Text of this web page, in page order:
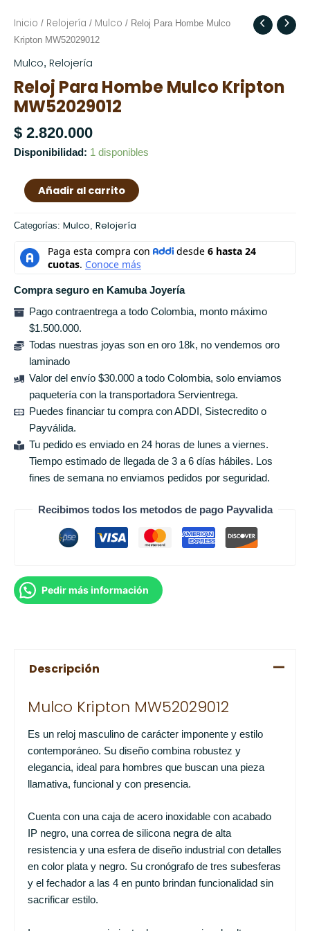
Inicio / Relojería / Mulco / Reloj Para Hombe Mulco
Kripton MW52029012
Mulco, Relojería
Reloj Para Hombe Mulco Kripton
MW52029012
$ 2.820.000
Disponibilidad: 1 disponibles
Reloj
Para
Hombe
Kripton
MW52029012
Añadir al carrito
Categorías: Mulco, Relojería
Compra seguro en Kamuba Joyería
Pago contraentrega a todo Colombia, monto máximo
$1.500.000.
Todas nuestras joyas son en oro 18k, no vendemos oro
laminado
Valor del envío $30.000 a todo Colombia, solo enviamos
paquetería con la transportadora Servientrega.
Puedes financiar tu compra con ADDI, Sistecredito o
Payválida.
Tu pedido es enviado en 24 horas de lunes a viernes.
Tiempo estimado de llegada de 3 a 6 días hábiles. Los
fines de semana no enviamos pedidos por seguridad.
Recibimos todos los metodos de pago Payvalida
Pedir más información
Descripción
Mulco Kripton MW52029012
Es un reloj masculino de carácter imponente y estilo
contemporáneo. Su diseño combina robustez y
elegancia, ideal para hombres que buscan una pieza
llamativa, funcional y con presencia.
Cuenta con una caja de acero inoxidable con acabado
IP negro, una correa de silicona negra de alta
resistencia y una esfera de diseño industrial con detalles
en color plata y negro. Su cronógrafo de tres subesferas
y el fechador a las 4 en punto brindan funcionalidad sin
sacrificar estilo.